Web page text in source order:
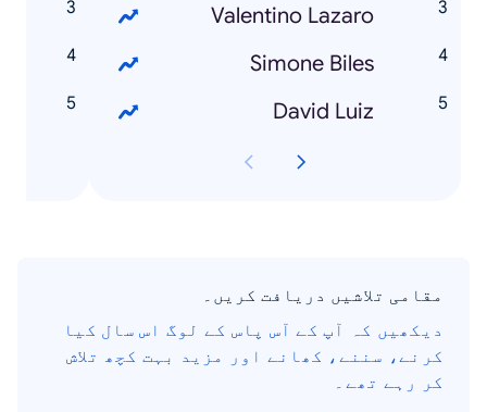
Valentino Lazaro
Simone Biles
David Luiz
مقامی تلاشیں دریافت کریں۔
دیکھیں کہ آپ کے آس پاس کے لوگ اس سال کیا
کرنے، سننے، کھانے اور مزید بہت کچھ تلاش
کر رہے تھے۔